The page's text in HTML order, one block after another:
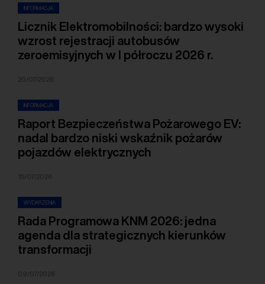
INFORMACJA
Licznik Elektromobilności: bardzo wysoki
wzrost rejestracji autobusów
zeroemisyjnych w I półroczu 2026 r.
20/07/2026
INFORMACJA
Raport Bezpieczeństwa Pożarowego EV:
nadal bardzo niski wskaźnik pożarów
pojazdów elektrycznych
15/07/2026
WYDARZENIA
Rada Programowa KNM 2026: jedna
agenda dla strategicznych kierunków
transformacji
09/07/2026